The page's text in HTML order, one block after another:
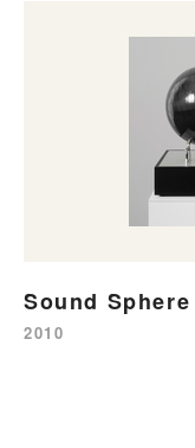
Sound Sphere
2010